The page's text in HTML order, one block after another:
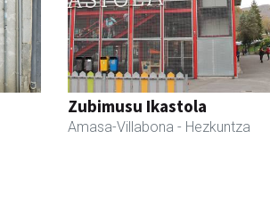
Zubimusu Ikastola
Amasa-Villabona - Hezkuntza